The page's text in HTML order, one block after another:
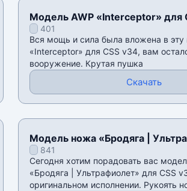
Модель AWP «Interceptor» для
401
Вся мощь и сила была вложена в эту
«Interceptor» для CSS v34, вам
вооружение. Крутая пушка
Скачать
Модель ножа «Бродяга |
CSS v34
841
Сегодня хотим порадовать вас
«Бродяга | Ультрафиолет» для CSS
оригинальном исполнении. Рукоять